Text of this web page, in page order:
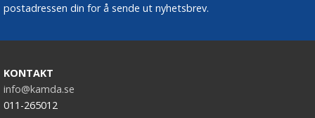
postadressen din for å sende ut nyhetsbrev.
KONTAKT
info@kamda.se
011-265012